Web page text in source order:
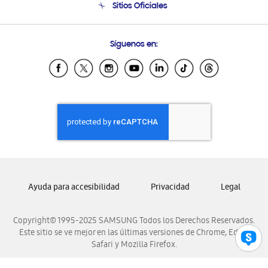
Condiciones de Compra
Soporte vía eMail
Sitios Oficiales
Samsung Ecuador
Samsung El Salvador
Samsung Honduras
Samsung Nicaragua
Samsung Panamá
Samsung Venezuela
Síguenos en:
Copyright© 1995-2025 SAMSUNG Todos los Derechos Reservados.
Este sitio se ve mejor en las últimas versiones de Chrome, Edge,
Safari y Mozilla Firefox.
Ayuda para accesibilidad Privacidad Legal